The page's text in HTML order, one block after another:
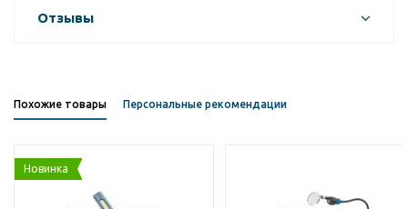
Отзывы
Похожие товары Персональные рекомендации
Новинка